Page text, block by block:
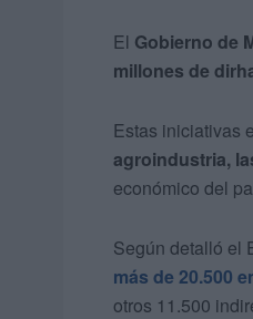
El Gobierno de
millones de
Estas iniciativas
agroindustria,
económico del
Según detalló el
más de 20.500
otros 11.500